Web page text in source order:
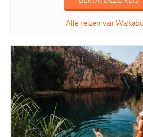
Alle reizen van